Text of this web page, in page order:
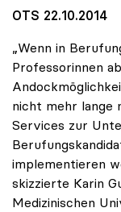
OTS 22.10.2014
„Wenn in
Professorinnen
nicht mehr lange
Services zur
implementieren
skizzierte Karin
Medizinischen